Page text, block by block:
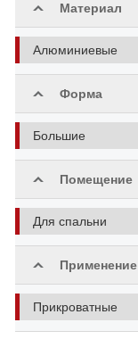
Материал
Алюминиевые
Форма
Большие
Помещение
Для спальни
Применение
Прикроватные